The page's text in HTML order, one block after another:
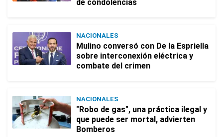
de condolencias
NACIONALES
Mulino conversó con De la Espriella
sobre interconexión eléctrica y
combate del crimen
NACIONALES
"Robo de gas", una práctica ilegal y
que puede ser mortal, advierten
Bomberos